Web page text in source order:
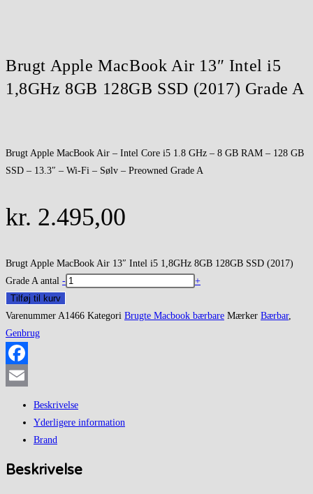
Brugt Apple MacBook Air 13″ Intel i5
1,8GHz 8GB 128GB SSD (2017) Grade A
Brugt Apple MacBook Air – Intel Core i5 1.8 GHz – 8 GB RAM – 128 GB
SSD – 13.3″ – Wi-Fi – Sølv – Preowned Grade A
kr. 2.495,00
Brugt Apple MacBook Air 13″ Intel i5 1,8GHz 8GB 128GB SSD (2017)
Grade A antal -
+
Tilføj til kurv
Varenummer A1466 Kategori Brugte Macbook bærbare Mærker Bærbar,
Genbrug
Facebook
Beskrivelse
Yderligere information
Brand
Beskrivelse